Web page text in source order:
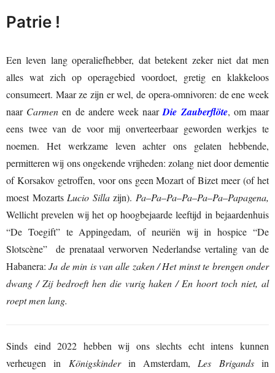
Patrie !
Een leven lang operaliefhebber, dat betekent zeker niet dat men
alles wat zich op operagebied voordoet, gretig en klakkeloos
consumeert. Maar ze zijn er wel, de opera-omnivoren: de ene week
naar Carmen en de andere week naarDie Zauberflöte, om maar
eens twee van de voor mij onverteerbaar geworden werkjes te
noemen. Het werkzame leven achter ons gelaten hebbende,
permitteren wij ons ongekende vrijheden: zolang niet door dementie
of Korsakov getroffen, voor ons geen Mozart of Bizet meer (of het
moest Mozarts Lucio Sillazijn). Pa–Pa–Pa–Pa–Pa–Pa–Papagena,
Wellicht prevelen wij het op hoogbejaarde leeftijd in bejaardenhuis
“De Toegift” te Appingedam, of neuriën wij in hospice “De
Slotscène” de prenataal verworven Nederlandse vertaling van de
Habanera:Ja de min is van alle zaken / Het minst te brengen onder
dwang / Zij bedroeft hen die vurig haken / En hoort toch niet, al
roept men lang.
Sinds eind 2022 hebben wij ons slechts echt intens kunnen
verheugen in Königskinderin Amsterdam, Les Brigandsin